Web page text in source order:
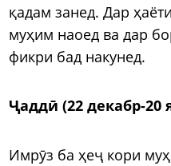
қадам занед. Дар
муҳим наоед ва дар
фикри бад накунед.
Ҷаддӣ (22 декабр-20
Имрӯз ба ҳеҷ кори